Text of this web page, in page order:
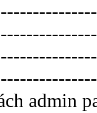
admin